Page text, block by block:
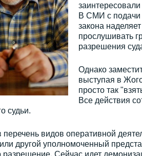
В СМИ с подачи
закона
прослушивать
разрешения
Однако
выступая в
просто так
Все действия
судьи.
видов оперативной
другой уполномоченный
разрешение. Сейчас идет